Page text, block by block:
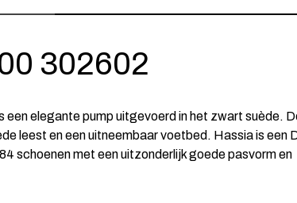
302602
een elegante pump uitgevoerd in het zwart suède.
leest en een uitneembaar voetbed. Hassia is een
schoenen met een uitzonderlijk goede pasvorm en